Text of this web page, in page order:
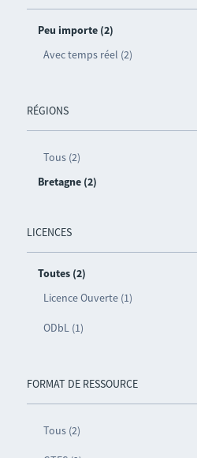
Peu importe (2)
Avec temps réel (2)
RÉGIONS
Tous (2)
Bretagne (2)
LICENCES
Toutes (2)
Licence Ouverte (1)
ODbL (1)
FORMAT DE RESSOURCE
Tous (2)